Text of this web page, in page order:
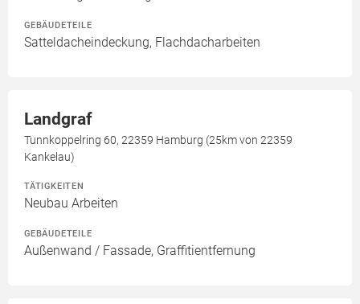
GEBÄUDETEILE
Satteldacheindeckung, Flachdacharbeiten
Landgraf
Tunnkoppelring 60, 22359 Hamburg (25km von 22359
Kankelau)
TÄTIGKEITEN
Neubau Arbeiten
GEBÄUDETEILE
Außenwand / Fassade, Graffitientfernung